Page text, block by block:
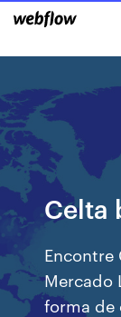
Celta
Encontre
Mercado
forma de